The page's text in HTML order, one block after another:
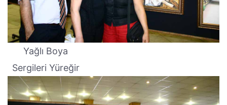
Yağlı Boya
Sergileri Yüreğir